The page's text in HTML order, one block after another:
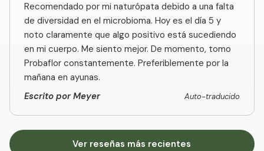
Recomendado por mi naturópata debido a una falta
de diversidad en el microbioma. Hoy es el día 5 y
noto claramente que algo positivo está sucediendo
en mi cuerpo. Me siento mejor. De momento, tomo
Probaflor constantemente. Preferiblemente por la
mañana en ayunas.
Escrito por Meyer
Auto-traducido
Ver reseñas más recientes